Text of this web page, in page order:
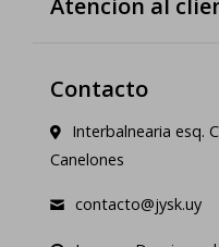
Contacto
Interbalnearia esq.
Canelones
contacto@jysk.uy